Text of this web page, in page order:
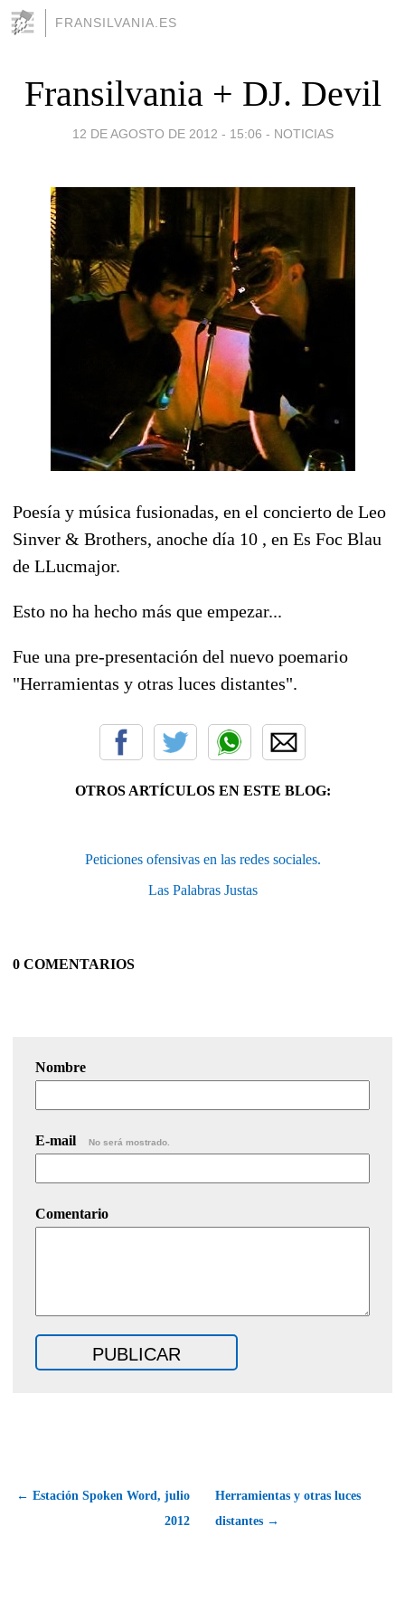
FRANSILVANIA.ES
Fransilvania + DJ. Devil
12 DE AGOSTO DE 2012 - 15:06 - NOTICIAS
Poesía y música fusionadas, en el concierto de Leo
Sinver & Brothers, anoche día 10 , en Es Foc Blau
de LLucmajor.
Esto no ha hecho más que empezar...
Fue una pre-presentación del nuevo poemario
"Herramientas y otras luces distantes".
OTROS ARTÍCULOS EN ESTE BLOG:
Peticiones ofensivas en las redes sociales.
Las Palabras Justas
0 COMENTARIOS
Nombre
E-mail No será mostrado.
Comentario
← Estación Spoken Word, julio
2012
Herramientas y otras luces
distantes →